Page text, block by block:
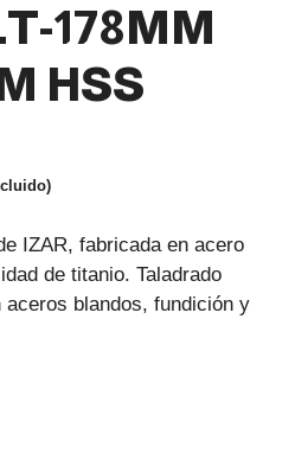
178MM
HSS
IZAR, fabricada en acero
de titanio. Taladrado
blandos, fundición y